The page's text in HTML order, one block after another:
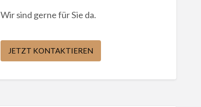
Wir sind gerne für Sie da.
JETZT KONTAKTIEREN